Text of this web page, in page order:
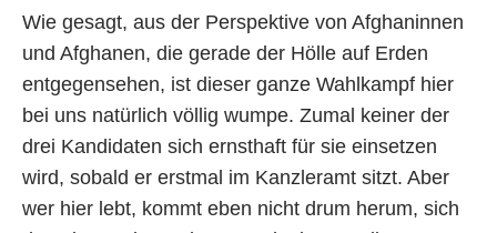
Wie gesagt, aus der Perspektive von Afghaninnen
und Afghanen, die gerade der Hölle auf Erden
entgegensehen, ist dieser ganze Wahlkampf hier
bei uns natürlich völlig wumpe. Zumal keiner der
drei Kandidaten sich ernsthaft für sie einsetzen
wird, sobald er erstmal im Kanzleramt sitzt. Aber
wer hier lebt, kommt eben nicht drum herum, sich